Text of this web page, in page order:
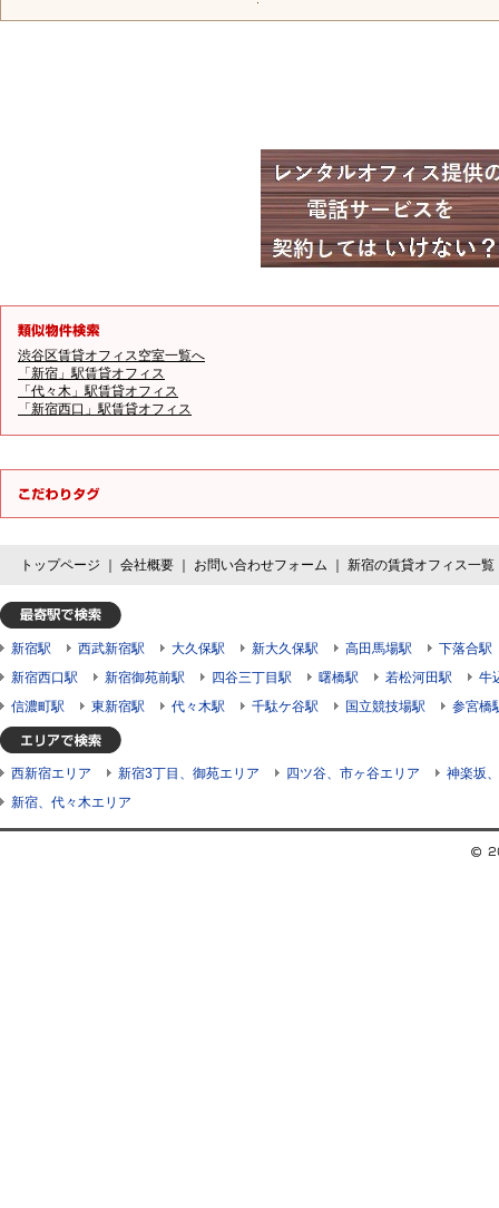
渋谷区賃貸オフィス空室一覧へ
「新宿」駅賃貸オフィス
「代々木」駅賃貸オフィス
「新宿西口」駅賃貸オフィス
トップページ 会社概要 お問い合わせフォーム 新宿の賃貸オフィス一覧
新宿駅 西武新宿駅 大久保駅 新大久保駅 高田馬場駅
下落合駅
新宿西口駅
新宿御苑前駅 四谷三丁目駅 曙橋駅 若松河田駅
牛
信濃町駅
東新宿駅 代々木駅 千駄ケ谷駅 国立競技場駅 参宮橋
西新宿エリア 新宿3丁目、御苑エリア 四ツ谷、市ヶ谷エリア
神楽坂
新宿、代々木エリア